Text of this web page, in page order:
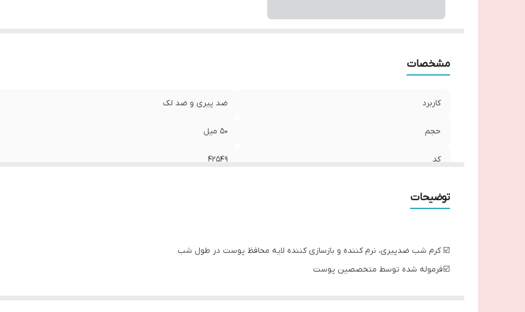
مشخصات
کاربرد ضد پیری و ضد لک
حجم 50 میل
کد 42549
توضیحات
☑️ کرم شب ضدپیری، نرم کننده و بازسازی کننده لایه محافظ پوست در طول شب
☑️فرموله شده توسط متخصصین پوست